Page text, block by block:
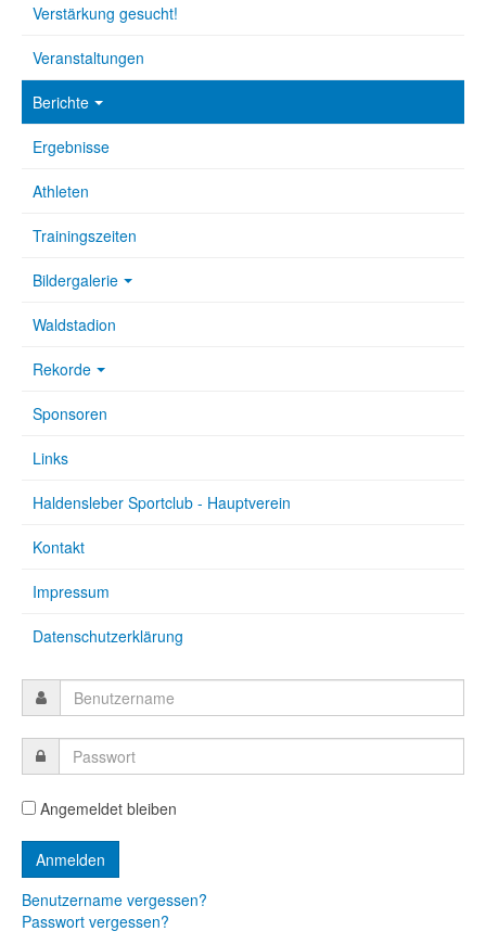
Verstärkung gesucht!
Veranstaltungen
Berichte
Ergebnisse
Athleten
Trainingszeiten
Bildergalerie
Waldstadion
Rekorde
Sponsoren
Links
Haldensleber Sportclub - Hauptverein
Kontakt
Impressum
Datenschutzerklärung
Angemeldet bleiben
Benutzername vergessen?
Passwort vergessen?